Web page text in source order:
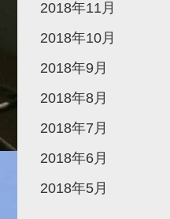
2018年11月
2018年10月
2018年9月
2018年8月
2018年7月
2018年6月
2018年5月